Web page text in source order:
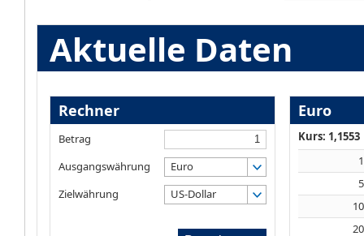
Aktuelle Daten
Rechner
Betrag
Ausgangswährung
Euro
Zielwährung
US-Dollar
Euro
Kurs: